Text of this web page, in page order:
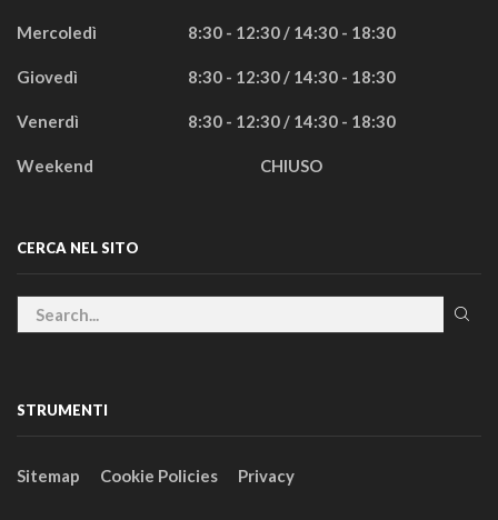
Mercoledì 8:30 - 12:30 / 14:30 - 18:30
Giovedì 8:30 - 12:30 / 14:30 - 18:30
Venerdì 8:30 - 12:30 / 14:30 - 18:30
Weekend CHIUSO
CERCA NEL SITO
STRUMENTI
Sitemap Cookie Policies Privacy